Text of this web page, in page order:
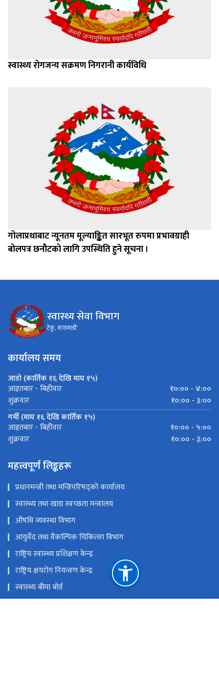
स्वास्थ्य रोगजन्य सक्रमण निगरानी कार्यविधि
गोलाप्रथाबाट न्यूनतम मूल्याङ्कित सारभूत रुपमा प्रभावग्राही
बोलपत्र छनौटको लागि उपस्थिति हुने सूचना ।
स्वास्थ्य सेवा विभाग
टेकु, काठमाडौं'
कार्यालय समय
जाडो (कार्तिक १६ देखि माघ १५)
आइतबार - बिहीवार
१०:०० - ४:००
शुक्रवार
१०:०० - ३:००
गर्मी (माघ १६ देखि कार्तिक १५)
आइतबार - बिहीवार
१०:०० - ५:००
शुक्रवार
१०:०० - ३:००
महत्त्वपूर्ण लिङ्कहरू
प्रधानमन्त्री तथा मन्त्रिपरिषद्को कार्यालय
स्वास्थ्य तथा खाद्य स्वच्छता मन्त्रालय
औषधि व्यवस्था विभाग
आयुर्वेद तथा वैकल्पिक चिकित्सा विभाग
राष्ट्रिय स्वास्थ्य प्रशिक्षण केन्द्र
राष्ट्रिय क्षयरोग नियन्त्रण केन्द्र
स्वास्थ्य बीमा बोर्ड
राष्ट्रिय स्वास्थ्य शिक्षा, सूचना तथा सञ्चार केन्द्र